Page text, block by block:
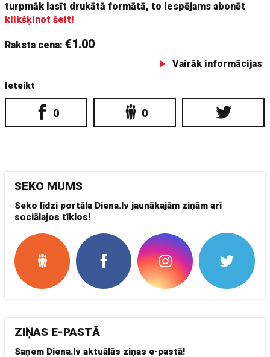
turpmāk lasīt drukātā formātā, to iespējams abonēt
klikšķinot šeit!
Raksta cena:€1.00
Vairāk informācijas
Ieteikt
0 0
SEKO MUMS
Seko līdzi portāla Diena.lv jaunākajām ziņām arī
sociālajos tīklos!
ZIŅAS E-PASTĀ
Saņem Diena.lv aktuālās ziņas e-pastā!